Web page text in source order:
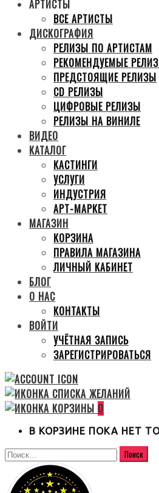
АРТИСТЫ
ВСЕ АРТИСТЫ
ДИСКОГРАФИЯ
РЕЛИЗЫ ПО АРТИСТАМ
РЕКОМЕНДУЕМЫЕ
ПРЕДСТОЯЩИЕ РЕЛИЗЫ
CD РЕЛИЗЫ
ЦИФРОВЫЕ РЕЛИЗЫ
РЕЛИЗЫ НА ВИНИЛЕ
ВИДЕО
КАТАЛОГ
КАСТИНГИ
УСЛУГИ
ИНДУСТРИЯ
АРТ-МАРКЕТ
МАГАЗИН
КОРЗИНА
ПРАВИЛА МАГАЗИНА
ЛИЧНЫЙ КАБИНЕТ
БЛОГ
О НАС
КОНТАКТЫ
ВОЙТИ
УЧЁТНАЯ ЗАПИСЬ
ЗАРЕГИСТРИРОВАТЬСЯ
0
В КОРЗИНЕ ПОКА НЕТ